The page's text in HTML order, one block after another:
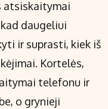
atsiskaitymai
daugeliui
ir suprasti, kiek iš
Kortelės,
telefonu ir
o grynieji